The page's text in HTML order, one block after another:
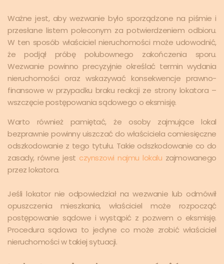
Ważne jest, aby wezwanie było sporządzone na piśmie i
przesłane listem poleconym za potwierdzeniem odbioru.
W ten sposób właściciel nieruchomości może udowodnić,
że podjął próbę polubownego zakończenia sporu.
Wezwanie powinno precyzyjnie określać termin wydania
nieruchomości oraz wskazywać konsekwencje prawno-
finansowe w przypadku braku reakcji ze strony lokatora –
wszczęcie postępowania sądowego o eksmisję.
Warto również pamiętać, że osoby zajmujące lokal
bezprawnie powinny uiszczać do właściciela comiesięczne
odszkodowanie z tego tytułu. Takie odszkodowanie co do
zasady, równe jest czynszowi najmu lokalu zajmowanego
przez lokatora.
Jeśli lokator nie odpowiedział na wezwanie lub odmówił
opuszczenia mieszkania, właściciel może rozpocząć
postępowanie sądowe i wystąpić z pozwem o eksmisję.
Procedura sądowa to jedyne co może zrobić właściciel
nieruchomości w takiej sytuacji.